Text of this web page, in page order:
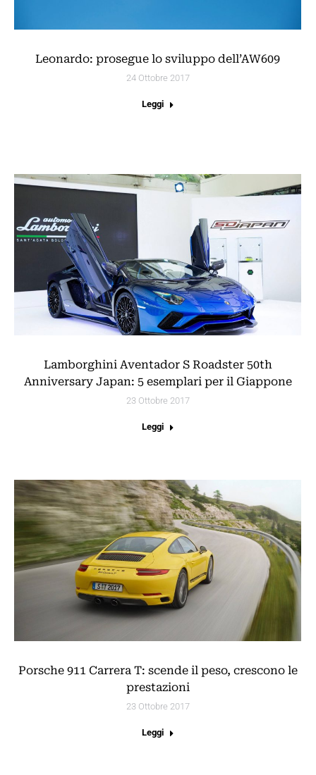
Leonardo: prosegue lo sviluppo dell’AW609
24 Ottobre 2017
Leggi
Lamborghini Aventador S Roadster 50th
Anniversary Japan: 5 esemplari per il Giappone
23 Ottobre 2017
Leggi
Porsche 911 Carrera T: scende il peso, crescono le
prestazioni
23 Ottobre 2017
Leggi